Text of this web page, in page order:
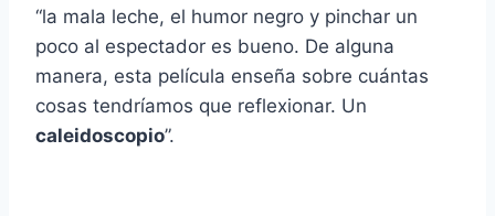
“la mala leche, el humor negro y pinchar un
poco al espectador es bueno. De alguna
manera, esta película enseña sobre cuántas
cosas tendríamos que reflexionar. Un
caleidoscopio”.